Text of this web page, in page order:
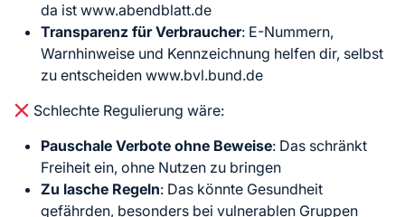
da ist www.abendblatt.de
Transparenz für Verbraucher: E-Nummern,
Warnhinweise und Kennzeichnung helfen dir, selbst
zu entscheiden www.bvl.bund.de
Schlechte Regulierung wäre:
Pauschale Verbote ohne Beweise: Das schränkt
Freiheit ein, ohne Nutzen zu bringen
Zu lasche Regeln: Das könnte Gesundheit
gefährden, besonders bei vulnerablen Gruppen